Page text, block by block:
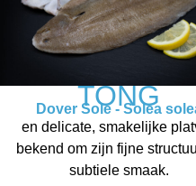
TONG
Dover Sole - Solea
en delicate, smakelijke
bekend om zijn fijne
subtiele smaak.